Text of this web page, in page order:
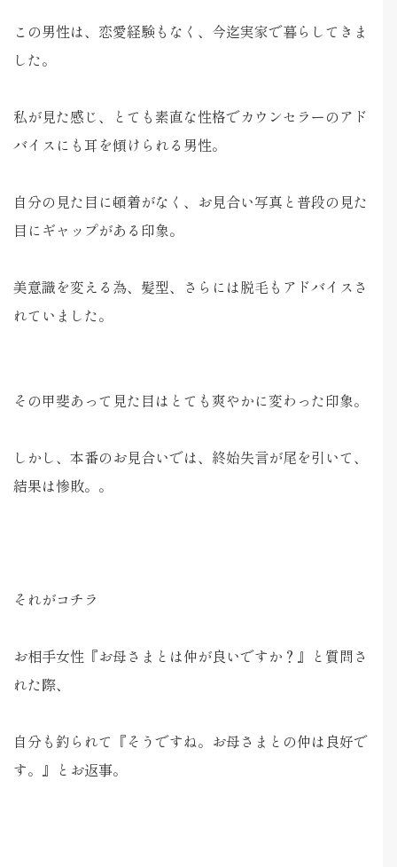
この男性は、恋愛経験もなく、今迄実家で暮らしてきま
した。
私が見た感じ、とても素直な性格でカウンセラーのアド
バイスにも耳を傾けられる男性。
自分の見た目に頓着がなく、お見合い写真と普段の見た
目にギャップがある印象。
美意識を変える為、髪型、さらには脱毛もアドバイスさ
れていました。
その甲斐あって見た目はとても爽やかに変わった印象。
しかし、本番のお見合いでは、終始失言が尾を引いて、
結果は惨敗。。
それがコチラ
お相手女性『お母さまとは仲が良いですか？』と質問さ
れた際、
自分も釣られて『そうですね。お母さまとの仲は良好で
す。』とお返事。